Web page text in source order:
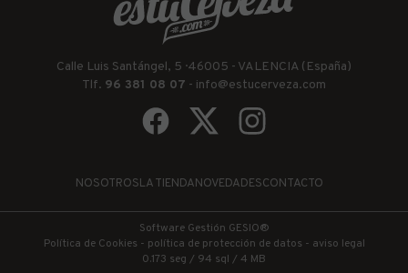
Calle Luis Santángel, 5 · 46005 - VALENCIA (España)
Tlf. 96 381 08 07 - info@estucerveza.com
NOSOTROSLA TIENDANOVEDADESCONTACTO
Software Gestión GESIO®
Política de Cookies - política de protección de datos - aviso legal
0.173 seg / 94 sql / 4 MB